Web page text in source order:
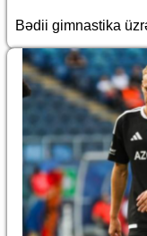
Bədii gimnastika